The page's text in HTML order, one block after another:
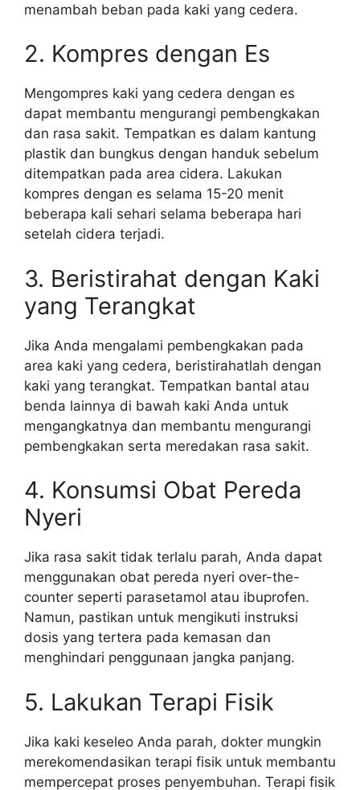
menambah beban pada kaki yang cedera.
2. Kompres dengan Es
Mengompres kaki yang cedera dengan es
dapat membantu mengurangi pembengkakan
dan rasa sakit. Tempatkan es dalam kantung
plastik dan bungkus dengan handuk sebelum
ditempatkan pada area cidera. Lakukan
kompres dengan es selama 15-20 menit
beberapa kali sehari selama beberapa hari
setelah cidera terjadi.
3. Beristirahat dengan Kaki
yang Terangkat
Jika Anda mengalami pembengkakan pada
area kaki yang cedera, beristirahatlah dengan
kaki yang terangkat. Tempatkan bantal atau
benda lainnya di bawah kaki Anda untuk
mengangkatnya dan membantu mengurangi
pembengkakan serta meredakan rasa sakit.
4. Konsumsi Obat Pereda
Nyeri
Jika rasa sakit tidak terlalu parah, Anda dapat
menggunakan obat pereda nyeri over-the-
counter seperti parasetamol atau ibuprofen.
Namun, pastikan untuk mengikuti instruksi
dosis yang tertera pada kemasan dan
menghindari penggunaan jangka panjang.
5. Lakukan Terapi Fisik
Jika kaki keseleo Anda parah, dokter mungkin
merekomendasikan terapi fisik untuk membantu
mempercepat proses penyembuhan. Terapi fisik